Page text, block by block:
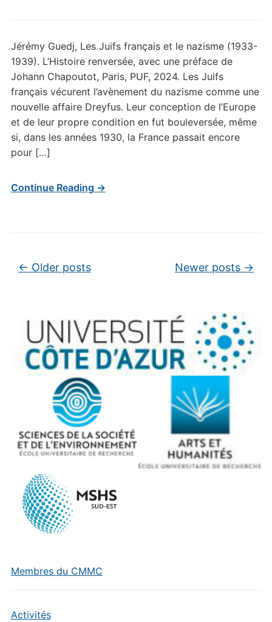
Membres du CMMC
Activités
Jérémy Guedj, Les Juifs français et le nazisme (1933-
1939). L’Histoire renversée, avec une préface de
Johann Chapoutot, Paris, PUF, 2024. Les Juifs
français vécurent l’avènement du nazisme comme une
nouvelle affaire Dreyfus. Leur conception de l’Europe
et de leur propre condition en fut bouleversée, même
si, dans les années 1930, la France passait encore
pour […]
Continue Reading →
Post navigation
← Older posts Newer posts →